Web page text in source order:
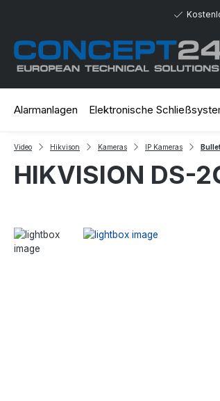
Alarmanlagen Elektronische
Video Hikvison Kameras IP Kameras
HIKVISION DS-